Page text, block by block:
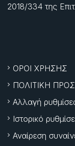
2018/334 της
ΟΡΟΙ ΧΡΗΣΗΣ
ΠΟΛΙΤΙΚΗ
Αλλαγή
Ιστορικό
Αναίρεση